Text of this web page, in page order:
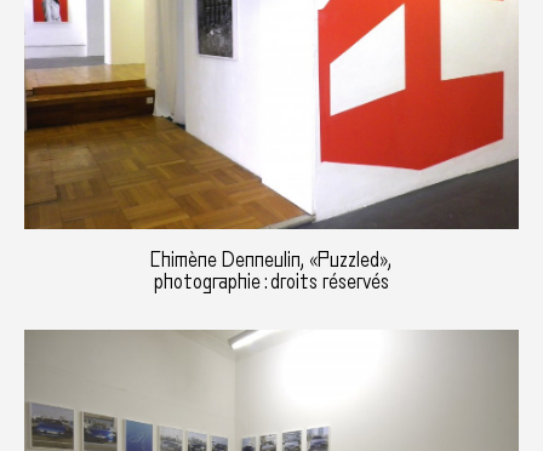
Chimène Denneulin, «Puzzled»,
photographie : droits réservés